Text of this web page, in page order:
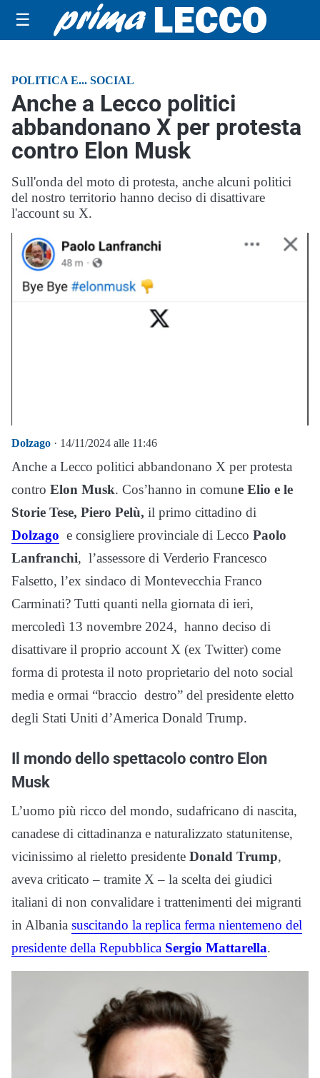
☰
POLITICA E... SOCIAL
Anche a Lecco politici
abbandonano X per protesta
contro Elon Musk
Sull'onda del moto di protesta, anche alcuni politici
del nostro territorio hanno deciso di disattivare
l'account su X.
Dolzago · 14/11/2024 alle 11:46
Anche a Lecco politici abbandonano X per protesta
contro Elon Musk. Cos’hanno in comune Elio e le
Storie Tese, Piero Pelù, il primo cittadino di
Dolzago e consigliere provinciale di Lecco Paolo
Lanfranchi, l’assessore di Verderio Francesco
Falsetto, l’ex sindaco di Montevecchia Franco
Carminati? Tutti quanti nella giornata di ieri,
mercoledì 13 novembre 2024, hanno deciso di
disattivare il proprio account X (ex Twitter) come
forma di protesta il noto proprietario del noto social
media e ormai “braccio destro” del presidente eletto
degli Stati Uniti d’America Donald Trump.
Il mondo dello spettacolo contro Elon
Musk
L’uomo più ricco del mondo, sudafricano di nascita,
canadese di cittadinanza e naturalizzato statunitense,
vicinissimo al rieletto presidente Donald Trump,
aveva criticato – tramite X – la scelta dei giudici
italiani di non convalidare i trattenimenti dei migranti
in Albania suscitando la replica ferma nientemeno del
presidente della Repubblica Sergio Mattarella.